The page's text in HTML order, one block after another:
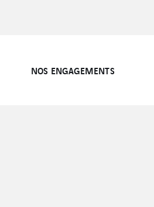
NOS ENGAGEMENTS